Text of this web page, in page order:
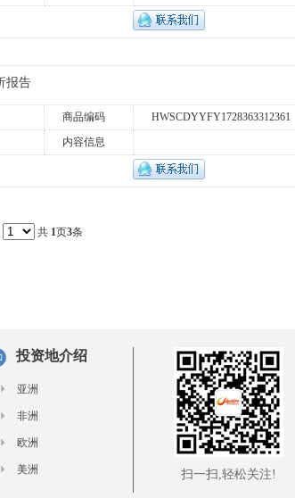
报告
商品编码
HWSCDYYFY1728363312361
内容信息
共 1页3条
投资地介绍
亚洲
非洲
欧洲
美洲 扫一扫,轻松关注!